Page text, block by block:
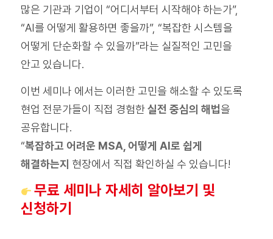
많은 기관과 기업이 “어디서부터 시작해야 하는가”,
“AI를 어떻게 활용하면 좋을까”, “복잡한 시스템을
어떻게 단순화할 수 있을까”라는 실질적인 고민을
안고 있습니다.
이번 세미나 에서는 이러한 고민을 해소할 수 있도록
현업 전문가들이 직접 경험한실전 중심의 해법을
공유합니다.
“복잡하고 어려운 MSA, 어떻게 AI로 쉽게
해결하는지 현장에서 직접 확인하실 수 있습니다!
무료 세미나 자세히 알아보기 및
신청하기